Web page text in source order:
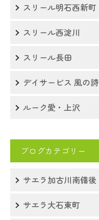
スリール明石西新町
スリール西淀川
スリール長田
デイサービス 風の詩
ルーク愛・上沢
ブログカテゴリー
サエラ加古川南備後
サエラ大石東町